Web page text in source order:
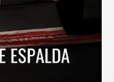
postural